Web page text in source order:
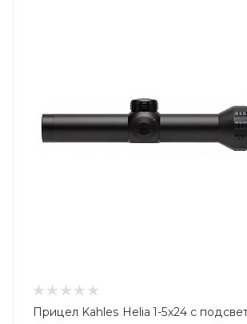
Прицел Kahles Helia 1-5x24 с